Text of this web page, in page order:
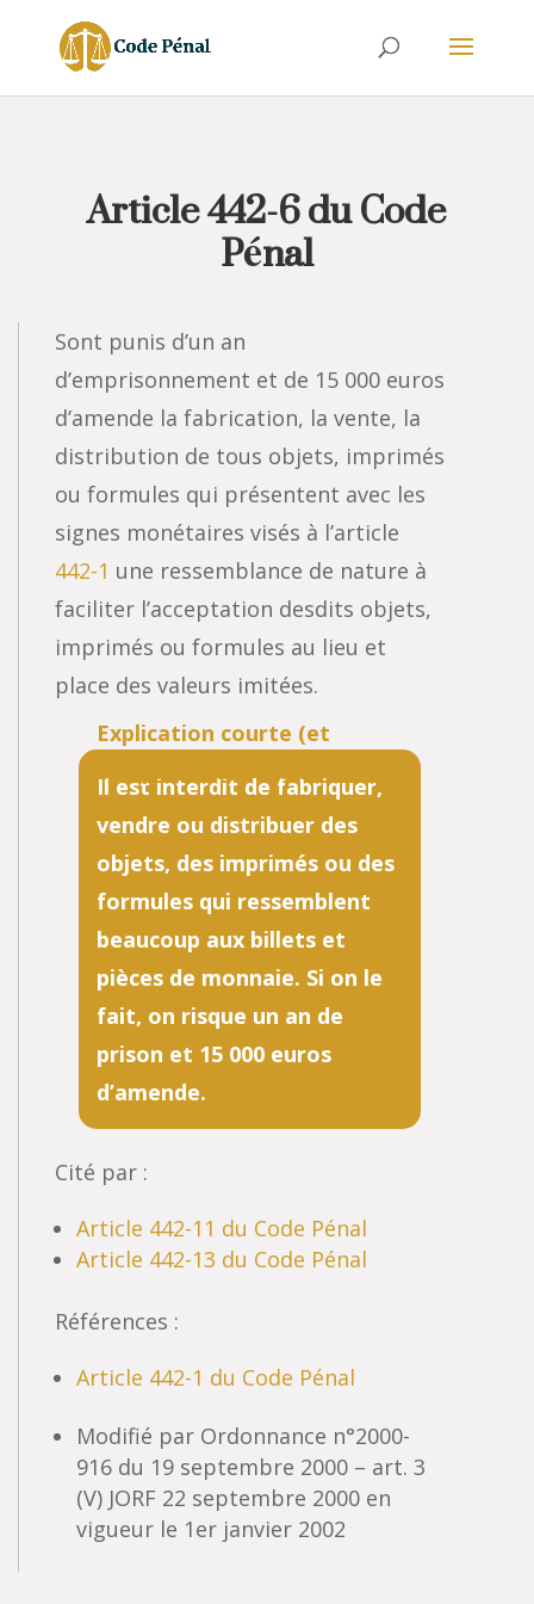
Article 442-6 du Code
Pénal
Sont punis d’un an
d’emprisonnement et de 15 000 euros
d’amende la fabrication, la vente, la
distribution de tous objets, imprimés
ou formules qui présentent avec les
signes monétaires visés à l’article
442-1 une ressemblance de nature à
faciliter l’acceptation desdits objets,
imprimés ou formules au lieu et
place des valeurs imitées.
Il est interdit de fabriquer,
vendre ou distribuer des
objets, des imprimés ou des
formules qui ressemblent
beaucoup aux billets et
pièces de monnaie. Si on le
fait, on risque un an de
prison et 15 000 euros
d’amende.
Cité par :
Article 442-11 du Code Pénal
Article 442-13 du Code Pénal
Références :
Article 442-1 du Code Pénal
Modifié par Ordonnance n°2000-
916 du 19 septembre 2000 – art. 3
(V) JORF 22 septembre 2000 en
vigueur le 1er janvier 2002